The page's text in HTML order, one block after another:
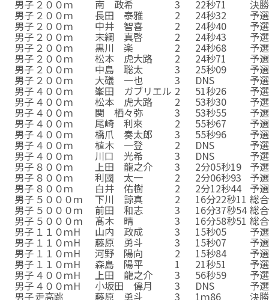
男子 ２００ｍ 南 政希 3 22秒71 決勝
男子 ２００ｍ 長田 泰雅 2 24秒32 予選
男子 ２００ｍ 中井 智喜 2 24秒40 予選
男子 ２００ｍ 末綱 真啓 2 24秒43 予選
男子 ２００ｍ 黒川 楽 2 24秒68 予選
男子 ２００ｍ 松本 虎大路 2 24秒71 予選
男子 ２００ｍ 中島 聡太 3 25秒09 予選
男子 ２００ｍ 大礒 一也 3 DNS 予選
男子 ４００ｍ 峯田 ガブリエル 2 51秒26 予選
男子 ４００ｍ 松本 虎大路 2 53秒30 予選
男子 ４００ｍ 関 栖々弥 3 53秒55 予選
男子 ４００ｍ 尾崎 利來 2 55秒67 予選
男子 ４００ｍ 橋爪 奏太郎 3 55秒96 予選
男子 ４００ｍ 植木 一登 2 DNS 予選
男子 ４００ｍ 川口 光希 3 DNS 予選
男子 ８００ｍ 上田 龍之介 3 2分05秒19 予選
男子 ８００ｍ 利國 太一 2 2分06秒93 予選
男子 ８００ｍ 白井 佑樹 2 2分12秒44 予選
男子 ５０００ｍ 下川 諒真 2 16分22秒11 総合
男子 ５０００ｍ 前田 和志 3 16分37秒54 総合
男子 ５０００ｍ 髙木 晴 3 16分58秒51 総合
男子 １１０ｍH 山内 政成 3 15秒05 予選
男子 １１０ｍH 藤原 勇斗 3 15秒07 予選
男子 １１０ｍH 河野 陽向 2 15秒84 予選
男子 １１０ｍH 森島 陽平 1 21秒51 予選
男子 ４００ｍH 上田 龍之介 3 56秒59 予選
男子 ４００ｍH 小坂田 偉月 3 DNS 予選
男子走高跳 藤原 勇斗 3 1ｍ86 決勝